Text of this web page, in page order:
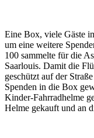
Eine Box, viele Gäste
um eine weitere
100 sammelte für die
Saarlouis. Damit die
geschützt auf der
Spenden in die Box
Kinder-Fahrradhelme
Helme gekauft und an